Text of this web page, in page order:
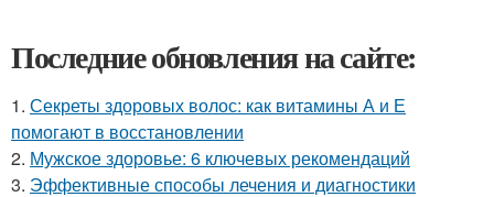
Последние обновления на сайте:
1. Секреты здоровых волос: как витамины А и Е
помогают в восстановлении
2. Мужское здоровье: 6 ключевых рекомендаций
3. Эффективные способы лечения и диагностики